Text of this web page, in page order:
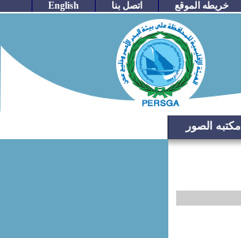
English اتصل بنا خريطه الموقع
مكتبه الصور